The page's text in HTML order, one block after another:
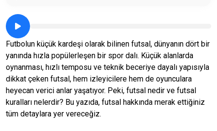
Futbolun küçük kardeşi olarak bilinen futsal, dünyanın dört bir
yanında hızla popülerleşen bir spor dalı. Küçük alanlarda
oynanması, hızlı temposu ve teknik beceriye dayalı yapısıyla
dikkat çeken futsal, hem izleyicilere hem de oyunculara
heyecan verici anlar yaşatıyor. Peki, futsal nedir ve futsal
kuralları nelerdir? Bu yazıda, futsal hakkında merak ettiğiniz
tüm detaylara yer vereceğiz.